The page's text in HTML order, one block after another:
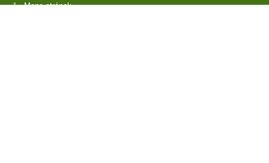
Mapa stránek